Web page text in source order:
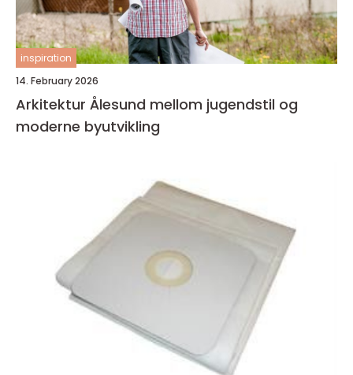
inspiration
14. February 2026
Arkitektur Ålesund mellom jugendstil og
moderne byutvikling